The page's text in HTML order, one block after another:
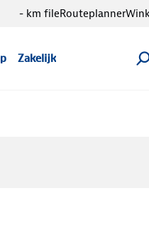
Zakelijk
- km fileRouteplanner